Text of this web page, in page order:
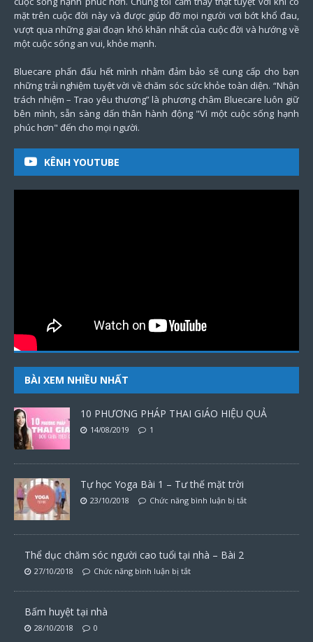
mặt trên cuộc đời này và được giúp đỡ mọi người vơi bớt khổ đau,
vượt qua những giai đoạn khó khăn nhất của cuộc đời và hướng về
một cuộc sống an vui, khỏe mạnh.
Bluecare phấn đấu hết mình nhằm đảm bảo sẽ cung cấp cho bạn
những trải nghiệm tuyệt vời về chăm sóc sức khỏe toàn diện. “Nhận
trách nhiệm – Trao yêu thương” là phương châm Bluecare luôn giữ
bên mình, sẵn sàng dấn thân hành động "Vì một cuộc sống hạnh
phúc hơn" đến cho mọi người.
KÊNH YOUTUBE
BÀI XEM NHIỀU NHẤT
10 PHƯƠNG PHÁP THAI GIÁO HIỆU QUẢ
14/08/2019 1
Tự học Yoga Bài 1 – Tư thế mặt trời
23/10/2018 Chức năng bình luận bị tắt
Thể dục chăm sóc người cao tuổi tại nhà – Bài 2
27/10/2018 Chức năng bình luận bị tắt
Bấm huyệt tại nhà
28/10/2018 0